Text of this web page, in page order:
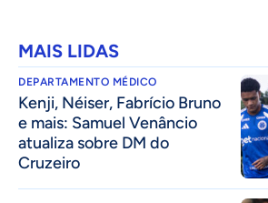
MAIS LIDAS
DEPARTAMENTO MÉDICO
Kenji, Néiser, Fabrício Bruno
e mais: Samuel Venâncio
atualiza sobre DM do
Cruzeiro